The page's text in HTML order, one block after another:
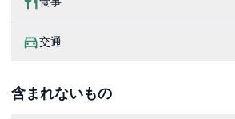
交通
含まれないもの